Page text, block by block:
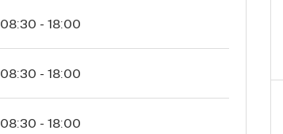
08:30 - 18:00
08:30 - 18:00
08:30 - 18:00